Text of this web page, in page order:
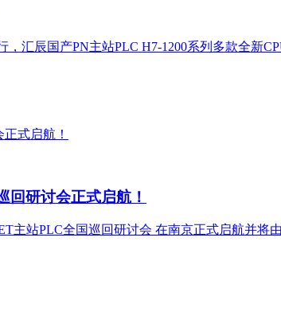
汇辰国产PN主站PLC H7-1200系列多款全新
回研讨会正式启航！
主站PLC全国巡回研讨会 在南京正式启航并